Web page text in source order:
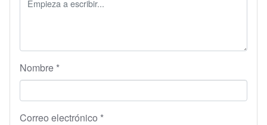
Nombre *
Correo electrónico *